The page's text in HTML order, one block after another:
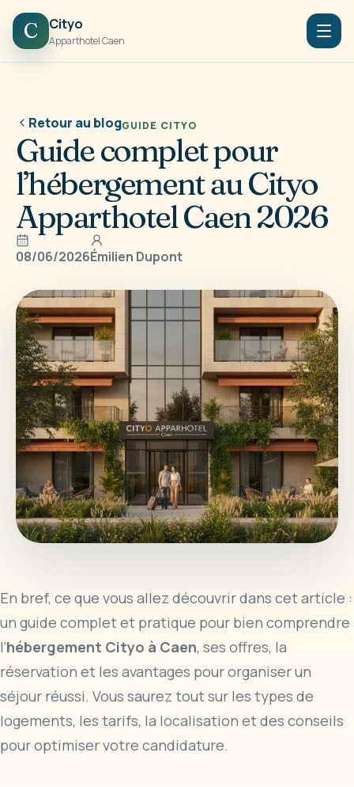
C Cityo
Apparthotel Caen
Retour au blogGUIDE CITYO
Guide complet pour
l’hébergement au Cityo
Apparthotel Caen 2026
08/06/2026Émilien Dupont
En bref, ce que vous allez découvrir dans cet article :
un guide complet et pratique pour bien comprendre
l’hébergement Cityo à Caen, ses offres, la
réservation et les avantages pour organiser un
séjour réussi. Vous saurez tout sur les types de
logements, les tarifs, la localisation et des conseils
pour optimiser votre candidature.